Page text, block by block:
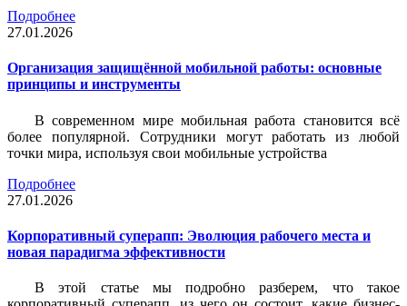
Подробнее
27.01.2026
Организация защищённой мобильной работы: основные
принципы и инструменты
В современном мире мобильная работа становится всё
более популярной. Сотрудники могут работать из любой
точки мира, используя свои мобильные устройства
Подробнее
27.01.2026
Корпоративный суперапп: Эволюция рабочего места и
новая парадигма эффективности
В этой статье мы подробно разберем, что такое